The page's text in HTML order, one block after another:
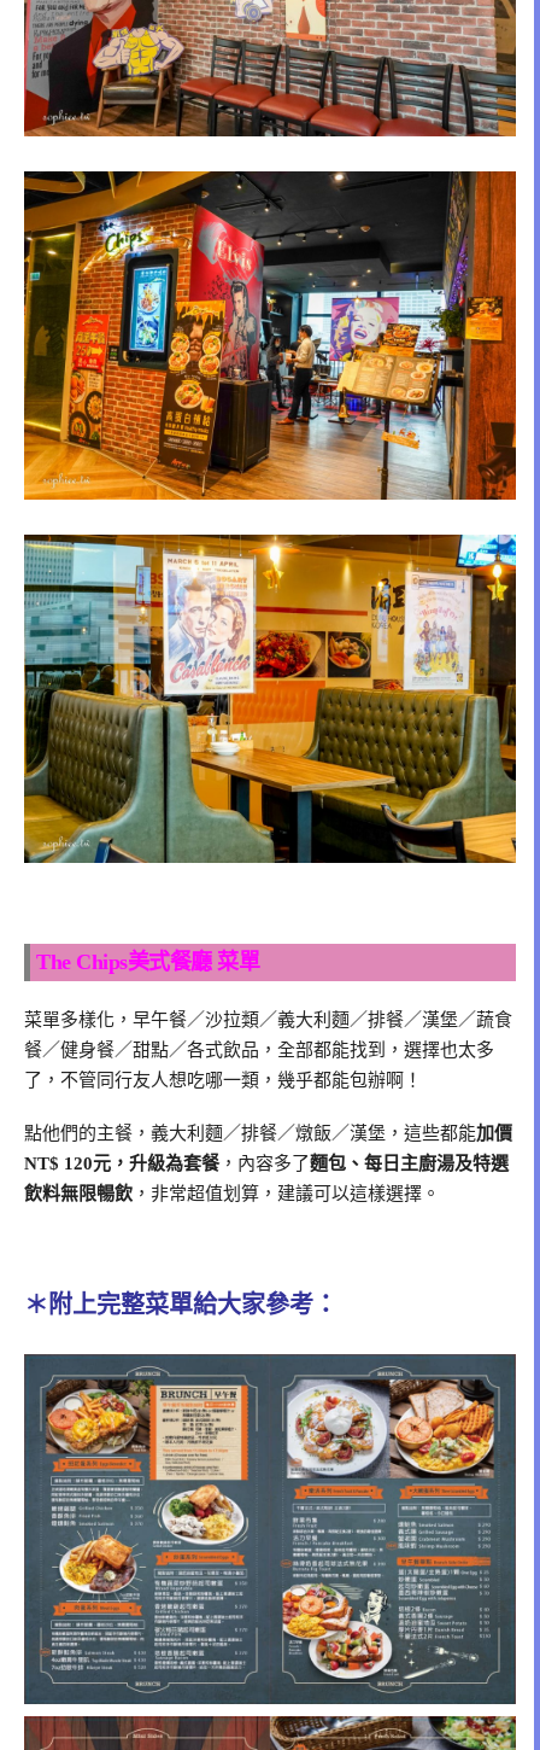
The Chips美式餐廳 菜單
菜單多樣化，早午餐／沙拉類／義大利麵／排餐／漢堡／蔬食
餐／健身餐／甜點／各式飲品，全部都能找到，選擇也太多
了，不管同行友人想吃哪一類，幾乎都能包辦啊！
點他們的主餐，義大利麵／排餐／燉飯／漢堡，這些都能加價
NT$ 120元，升級為套餐，內容多了麵包、每日主廚湯及特選
飲料無限暢飲 ，非常超值划算，建議可以這樣選擇。
＊附上完整菜單給大家參考：